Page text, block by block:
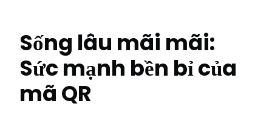
Sống lâu mãi mãi:
Sức mạnh bền bỉ của
mã QR